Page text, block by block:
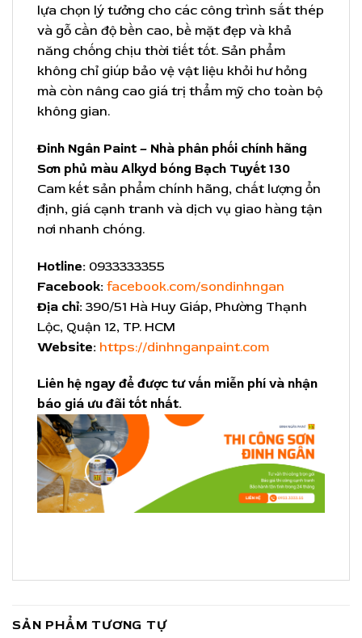
lựa chọn lý tưởng cho các công trình sắt thép
và gỗ cần độ bền cao, bề mặt đẹp và khả
năng chống chịu thời tiết tốt. Sản phẩm
không chỉ giúp bảo vệ vật liệu khỏi hư hỏng
mà còn nâng cao giá trị thẩm mỹ cho toàn bộ
không gian.
Đinh Ngân Paint – Nhà phân phối chính hãng
Sơn phủ màu Alkyd bóng Bạch Tuyết 130
Cam kết sản phẩm chính hãng, chất lượng ổn
định, giá cạnh tranh và dịch vụ giao hàng tận
nơi nhanh chóng.
Hotline: 0933333355
Facebook: facebook.com/sondinhngan
Địa chỉ: 390/51 Hà Huy Giáp, Phường Thạnh
Lộc, Quận 12, TP. HCM
Website: https://dinhnganpaint.com
Liên hệ ngay để được tư vấn miễn phí và nhận
báo giá ưu đãi tốt nhất.
SẢN PHẨM TƯƠNG TỰ